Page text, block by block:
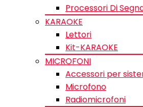
Processori Di
KARAOKE
Lettori
Kit-KARAOKE
MICROFONI
Accessori per
Microfono
Radiomicrofoni